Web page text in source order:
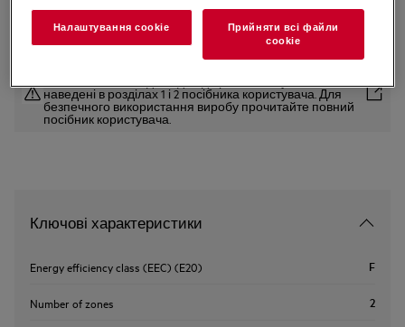
EU керівництво
наведені в розділах 1 і 2 посібника користувача. Для
безпечного використання виробу прочитайте повний
посібник користувача.
Ключові характеристики
Energy efficiency class (EEC) (E20) F
Number of zones 2
Налаштування cookie
Прийняти всі файли
сookie